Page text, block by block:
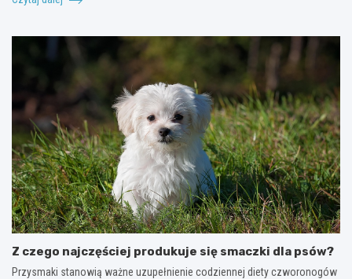
Z czego najczęściej produkuje się smaczki dla psów?
Przysmaki stanowią ważne uzupełnienie codziennej diety czworonogów